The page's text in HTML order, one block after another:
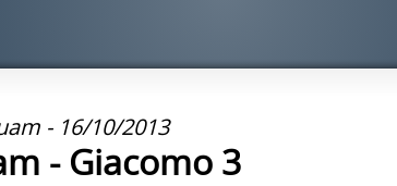
- 16/10/2013
- Giacomo 3